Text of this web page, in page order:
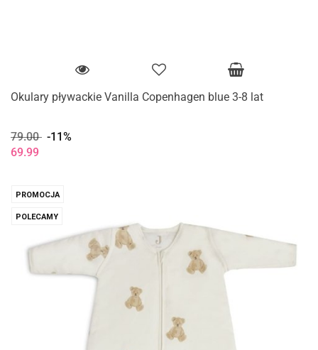
Okulary pływackie Vanilla Copenhagen blue 3-8 lat
79.00 -11%
69.99
PROMOCJA
POLECAMY